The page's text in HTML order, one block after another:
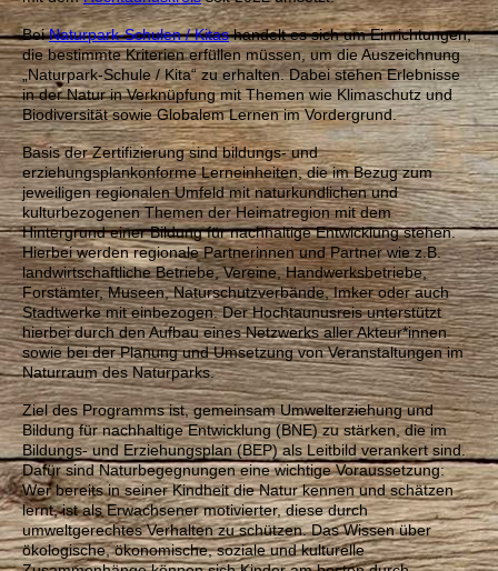
BeiNaturpark-Schulen / Kitashandelt es sich um Einrichtungen,
die bestimmte Kriterien erfüllen müssen, um die Auszeichnung
„Naturpark-Schule / Kita“ zu erhalten. Dabei stehen Erlebnisse
in der Natur in Verknüpfung mit Themen wie Klimaschutz und
Biodiversität sowie Globalem Lernen im Vordergrund.
Basis der Zertifizierung sind bildungs- und
erziehungsplankonforme Lerneinheiten, die im Bezug zum
jeweiligen regionalen Umfeld mit naturkundlichen und
kulturbezogenen Themen der Heimatregion mit dem
Hintergrund einer Bildung für nachhaltige Entwicklung stehen.
Hierbei werden regionale Partnerinnen und Partner wie z.B.
landwirtschaftliche Betriebe, Vereine, Handwerksbetriebe,
Forstämter, Museen, Naturschutzverbände, Imker oder auch
Stadtwerke mit einbezogen. Der Hochtaunusreis unterstützt
hierbei durch den Aufbau eines Netzwerks aller Akteur*innen
sowie bei der Planung und Umsetzung von Veranstaltungen im
Naturraum des Naturparks.
Ziel des Programms ist, gemeinsam Umwelterziehung und
Bildung für nachhaltige Entwicklung (BNE) zu stärken, die im
Bildungs- und Erziehungsplan (BEP) als Leitbild verankert sind.
Dafür sind Naturbegegnungen eine wichtige Voraussetzung:
Wer bereits in seiner Kindheit die Natur kennen und schätzen
lernt, ist als Erwachsener motivierter, diese durch
umweltgerechtes Verhalten zu schützen. Das Wissen über
ökologische, ökonomische, soziale und kulturelle